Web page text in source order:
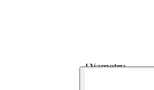
Diametru